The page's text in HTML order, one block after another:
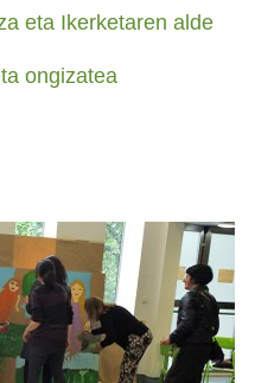
eta Ikerketaren alde
ongizatea